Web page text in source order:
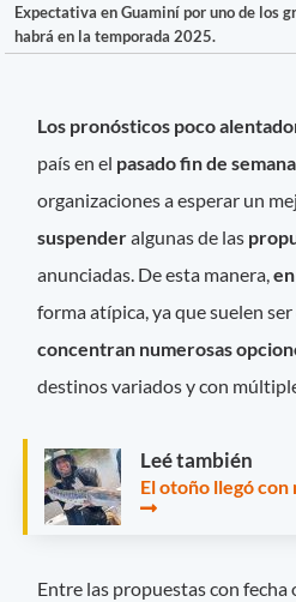
Expectativa en Guaminí por uno de los
habrá en la temporada 2025.
Los pronósticos poco
país en el pasado fin de semana
organizaciones a esperar un
suspenderalgunas de las
anunciadas. De esta manera,
forma atípica, ya que suelen
concentran numerosas
destinos variados y con
Leé también
El otoño llegó con
Entre las propuestas con